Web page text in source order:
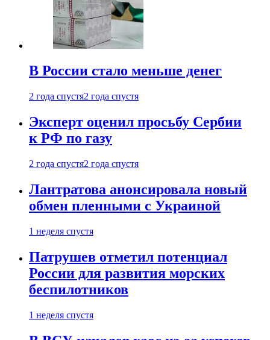
В России стало меньше денег
2 года спустя2 года спустя
Эксперт оценил просьбу Сербии
к РФ по газу
2 года спустя2 года спустя
Лантратова анонсировала новый
обмен пленными с Украиной
1 неделя спустя
Патрушев отметил потенциал
России для развития морских
беспилотников
1 неделя спустя